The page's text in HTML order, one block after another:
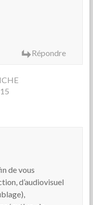
Répondre
de vous
d’audiovisuel